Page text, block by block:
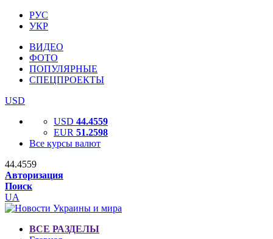
РУС
УКР
ВИДЕО
ФОТО
ПОПУЛЯРНЫЕ
СПЕЦПРОЕКТЫ
USD
USD 44.4559
EUR 51.2598
Все курсы валют
44.4559
Авторизация
Поиск
UA
ВСЕ РАЗДЕЛЫ